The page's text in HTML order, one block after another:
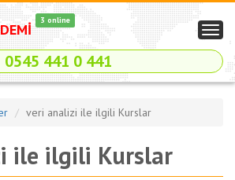
3 online
0545 441 0 441
veri analizi ile ilgili Kurslar
ile ilgili Kurslar